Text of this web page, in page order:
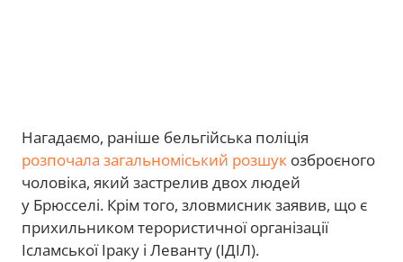
Нагадаємо, раніше бельгійська поліція
розпочала загальноміський розшук озброєного
чоловіка, який застрелив двох людей
у Брюсселі. Крім того, зловмисник заявив, що є
прихильником терористичної організації
Ісламської Іраку і Леванту (ІДІЛ).